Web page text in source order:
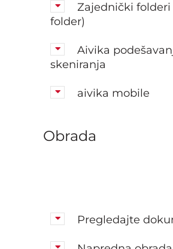
Zajednički folderi
folder)
Aivika
skeniranja
aivika mobile
Obrada
Pregledajte